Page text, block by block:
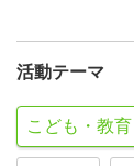
活動テーマ
こども・教育